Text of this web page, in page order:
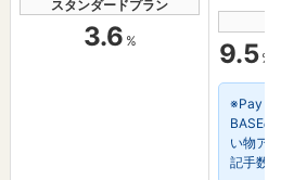
スタンダードプラン
3.6 % 9.5 %
※Pay ID
BASE
い物ア
記手数